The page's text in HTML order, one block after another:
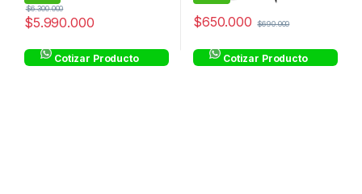
$5.990.000
$6.300.000
Cotizar Producto
$650.000 $690.000
Cotizar Producto